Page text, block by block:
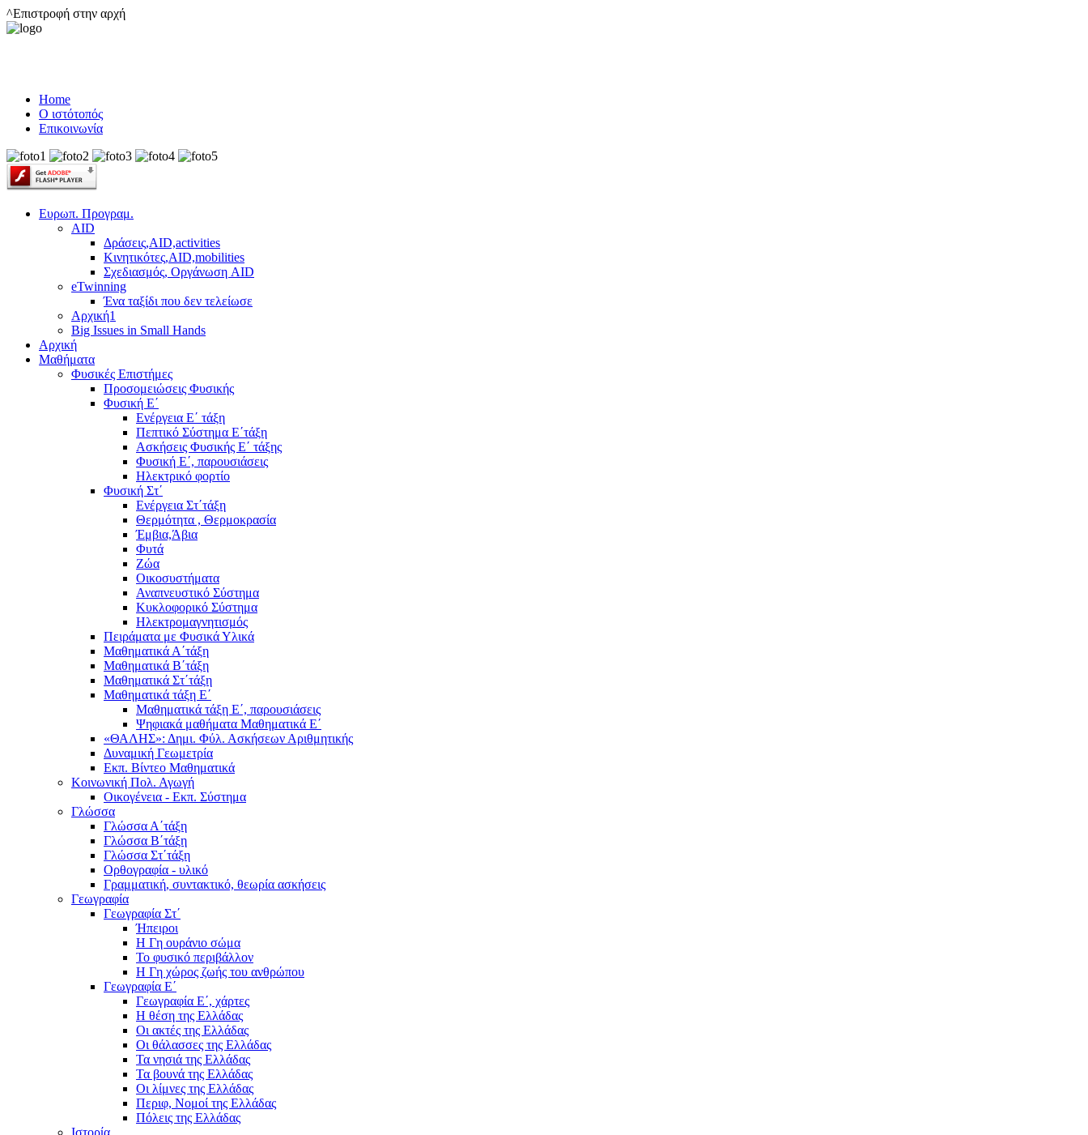
^Επιστροφή στην αρχή
Home
Ο ιστότοπός
Επικοινωνία
Ευρωπ. Προγραμ.
AID
Δράσεις,AID,activities
Κινητικότες,AID,mobilities
Σχεδιασμός, Οργάνωση AID
eTwinning
Ένα ταξίδι που δεν τελείωσε
Αρχική1
Big Issues in Small Hands
Αρχική
Μαθήματα
Φυσικές Επιστήμες
Προσομειώσεις Φυσικής
Φυσική Ε΄
Ενέργεια Ε΄ τάξη
Πεπτικό Σύστημα Ε΄τάξη
Ασκήσεις Φυσικής Ε΄ τάξης
Φυσική Ε΄, παρουσιάσεις
Ηλεκτρικό φορτίο
Φυσική Στ΄
Ενέργεια Στ΄τάξη
Θερμότητα , Θερμοκρασία
Έμβια,Άβια
Φυτά
Ζώα
Οικοσυστήματα
Αναπνευστικό Σύστημα
Κυκλοφορικό Σύστημα
Ηλεκτρομαγνητισμός
Πειράματα με Φυσικά Υλικά
Μαθηματικά Α΄τάξη
Μαθηματικά Β΄τάξη
Μαθηματικά Στ΄τάξη
Μαθηματικά τάξη Ε΄
Μαθηματικά τάξη Ε΄, παρουσιάσεις
Ψηφιακά μαθήματα Μαθηματικά Ε΄
«ΘΑΛΗΣ»: Δημι. Φύλ. Ασκήσεων Αριθμητικής
Δυναμική Γεωμετρία
Εκπ. Βίντεο Μαθηματικά
Κοινωνική Πολ. Αγωγή
Οικογένεια - Εκπ. Σύστημα
Γλώσσα
Γλώσσα Α΄τάξη
Γλώσσα Β΄τάξη
Γλώσσα Στ΄τάξη
Ορθογραφία - υλικό
Γραμματική, συντακτικό, θεωρία ασκήσεις
Γεωγραφία
Γεωγραφία Στ΄
Ήπειροι
Η Γη ουράνιο σώμα
Το φυσικό περιβάλλον
Η Γη χώρος ζωής του ανθρώπου
Γεωγραφία Ε΄
Γεωγραφία Ε΄, χάρτες
Η θέση της Ελλάδας
Οι ακτές της Ελλάδας
Οι θάλασσες της Ελλάδας
Τα νησιά της Ελλάδας
Τα βουνά της Ελλάδας
Οι λίμνες της Ελλάδας
Περιφ, Νομοί της Ελλάδας
Πόλεις της Ελλάδας
Ιστορία